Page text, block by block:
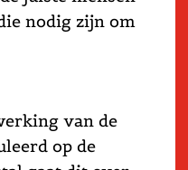
nodig zijn om
van de
op de